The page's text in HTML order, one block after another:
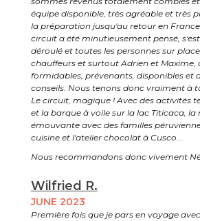
équipe disponible, très agréable et très
la préparation jusqu'au retour en
circuit a été minutieusement pensé,
déroulé et toutes les personnes sur
chauffeurs et surtout Adrien et Maxime,
formidables, prévenants, disponibles et
conseils. Nous tenons donc vraiment à
Le circuit, magique ! Avec des activités
et la barque à voile sur la lac Titicaca, la
émouvante avec des familles
cuisine et l'atelier chocolat à Cusco...
Nous recommandons donc vivement
Wilfried R.
JUNE 2023
Première fois que je pars en voyage